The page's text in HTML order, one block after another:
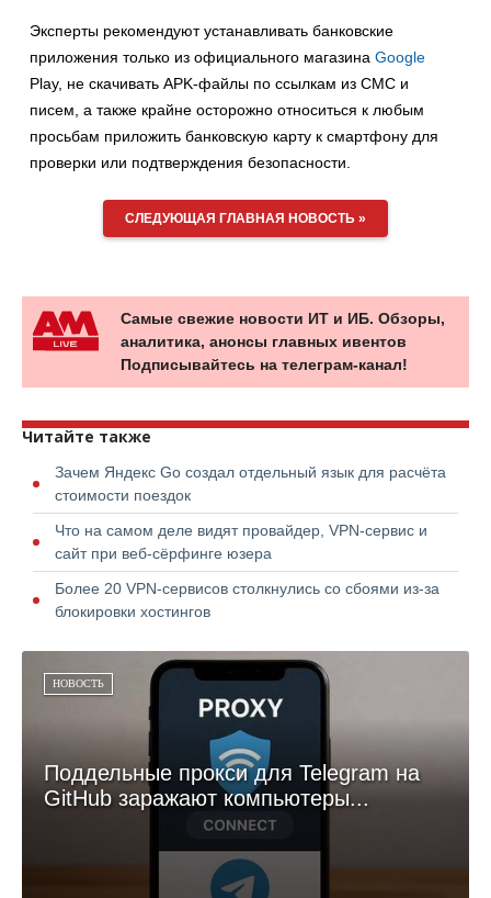
Эксперты рекомендуют устанавливать банковские
приложения только из официального магазина Google
Play, не скачивать APK-файлы по ссылкам из СМС и
писем, а также крайне осторожно относиться к любым
просьбам приложить банковскую карту к смартфону для
проверки или подтверждения безопасности.
СЛЕДУЮЩАЯ ГЛАВНАЯ НОВОСТЬ »
Самые свежие новости ИТ и ИБ. Обзоры,
аналитика, анонсы главных ивентов
Подписывайтесь на телеграм-канал!
Читайте также
Зачем Яндекс Go создал отдельный язык для расчёта
стоимости поездок
Что на самом деле видят провайдер, VPN-сервис и
сайт при веб-сёрфинге юзера
Более 20 VPN-сервисов столкнулись со сбоями из-за
блокировки хостингов
НОВОСТЬ
Поддельные прокси для Telegram на
GitHub заражают компьютеры...